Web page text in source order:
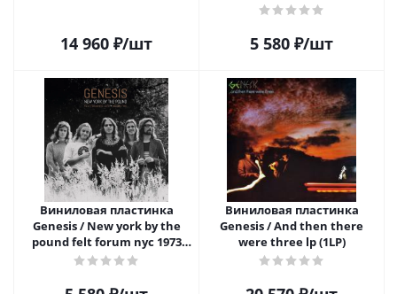
14 960 ₽/шт 5 580 ₽/шт
Виниловая пластинка
Genesis / New york by the
pound felt forum nyc 1973
vol. 2 (2LP)
Виниловая пластинка
Genesis / And then there
were three lp (1LP)